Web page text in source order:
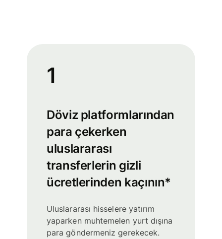
1
Döviz platformlarından
para çekerken
uluslararası
transferlerin gizli
ücretlerinden kaçının*
Uluslararası hisselere yatırım
yaparken muhtemelen yurt dışına
para göndermeniz gerekecek.